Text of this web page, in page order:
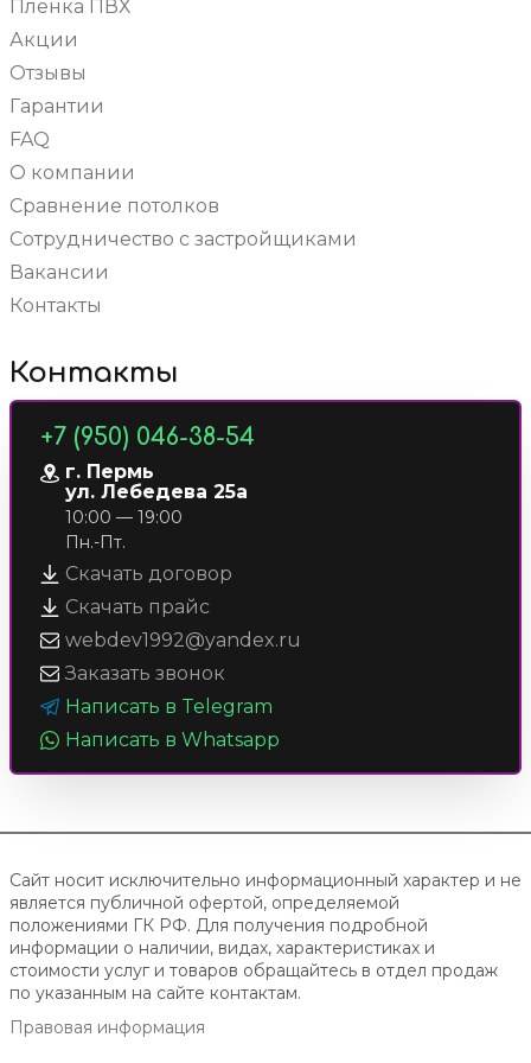
Пленка ПВХ
Акции
Отзывы
Гарантии
FAQ
О компании
Сравнение потолков
Сотрудничество с застройщиками
Вакансии
Контакты
Контакты
+7 (950) 046-38-54
г. Пермь
ул. Лебедева 25а
10:00 — 19:00
Пн.-Пт.
Скачать договор
Скачать прайс
webdev1992@yandex.ru
Заказать звонок
Написать в Telegram
Написать в Whatsapp
Сайт носит исключительно информационный характер и не
является публичной офертой, определяемой
положениями ГК РФ. Для получения подробной
информации о наличии, видах, характеристиках и
стоимости услуг и товаров обращайтесь в отдел продаж
по указанным на сайте контактам.
Правовая информация